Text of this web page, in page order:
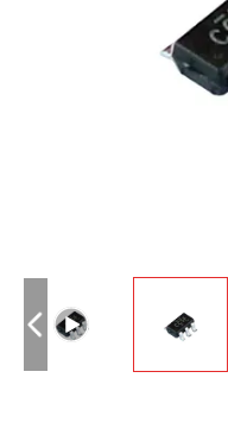
Технология,
Мощные MOSFET